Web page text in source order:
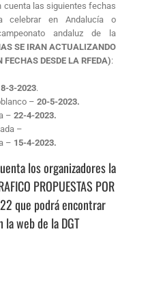
cuenta las siguientes fechas
celebrar en Andalucía o
andaluz de la
SE IRAN ACTUALIZANDO
FECHAS DESDE LA RFEDA):
3-2023.
– 20-5-2023.
– 22-4-2023.
–
– 15-4-2023.
los organizadores la
PROPUESTAS POR
que podrá encontrar
la web de la DGT